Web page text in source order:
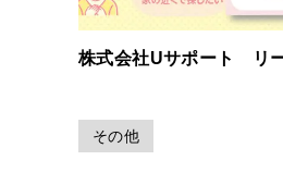
株式会社Uサポート リ
その他